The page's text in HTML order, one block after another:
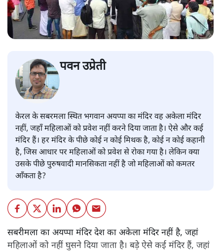
पवन उप्रेती
केरल के सबरमला स्थित भगवान अयप्पा का मंदिर वह अकेला मंदिर
नहीं, जहाँ महिलाओं को प्रवेश नहीं करने दिया जाता है। ऐसे और कई
मंदिर हैं। हर मंदिर के पीछे कोई न कोई मिथक है, कोई न कोई कहानी
है, जिस आधार पर महिलाओं को प्रवेश से रोका गया है। लेकिन क्या
उसके पीछे पुरुषवादी मानसिकता नहीं है जो महिलाओं को कमतर
आँकता है?
सबरीमला का अयप्पा मंदिर देश का अकेला मंदिर नहीं है, जहां
महिलाओं को नहीं घुसने दिया जाता है। बड़े ऐसे कई मंदिर हैं, जहां